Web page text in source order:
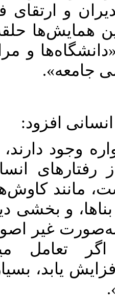
ارتقای فهم
حلقه‌ی
و مراکز
افزود:
دارند، اما
انسانی
کاوش‌های
و بخشی دیگر
غیر اصولی
تعامل میان
یابد، بسیاری